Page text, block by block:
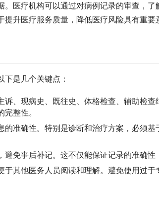
医疗机构可以通过对病例记录的审查，
升医疗服务质量，降低医疗风险具有重要
是几个关键点：
诉、现病史、既往史、体格检查、辅助检查
整性。
的准确性。特别是诊断和治疗方案，必须基
免事后补记。这不仅能保证记录的准确性
于其他医务人员阅读和理解。避免使用过于